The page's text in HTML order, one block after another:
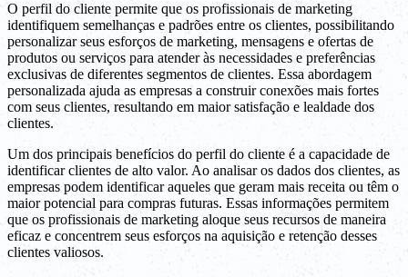
O perfil do cliente permite que os profissionais de marketing
identifiquem semelhanças e padrões entre os clientes, possibilitando
personalizar seus esforços de marketing, mensagens e ofertas de
produtos ou serviços para atender às necessidades e preferências
exclusivas de diferentes segmentos de clientes. Essa abordagem
personalizada ajuda as empresas a construir conexões mais fortes
com seus clientes, resultando em maior satisfação e lealdade dos
clientes.
Um dos principais benefícios do perfil do cliente é a capacidade de
identificar clientes de alto valor. Ao analisar os dados dos clientes, as
empresas podem identificar aqueles que geram mais receita ou têm o
maior potencial para compras futuras. Essas informações permitem
que os profissionais de marketing aloque seus recursos de maneira
eficaz e concentrem seus esforços na aquisição e retenção desses
clientes valiosos.